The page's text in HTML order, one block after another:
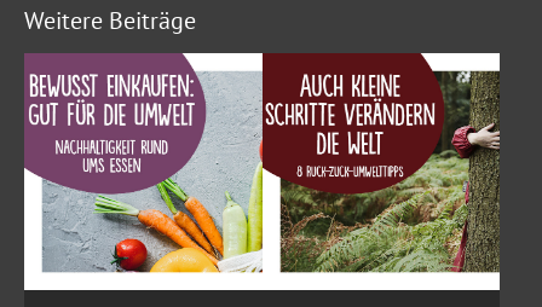
Weitere Beiträge